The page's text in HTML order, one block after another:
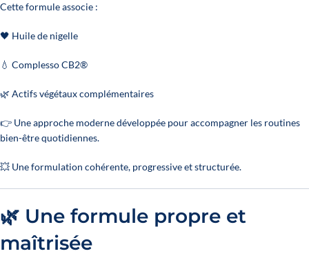
Cette formule associe :
🖤 Huile de nigelle
💧 Complesso CB2®
🌿 Actifs végétaux complémentaires
👉 Une approche moderne développée pour accompagner les routines
bien-être quotidiennes.
💥 Une formulation cohérente, progressive et structurée.
🌿 Une formule propre et
maîtrisée